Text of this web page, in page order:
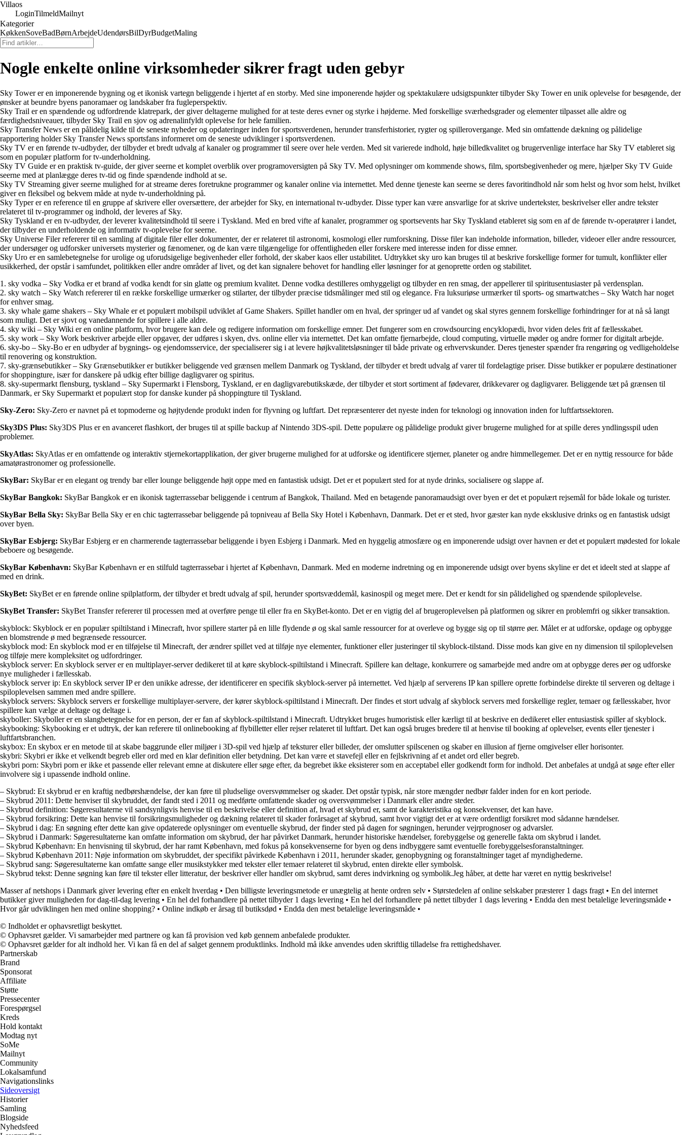
Villaos
LoginTilmeldMailnyt
Kategorier
KøkkenSoveBadBørnArbejdeUdendørsBilDyrBudgetMaling
Nogle enkelte online virksomheder sikrer fragt uden gebyr
Sky Tower er en imponerende bygning og et ikonisk vartegn beliggende i hjertet af en storby. Med sine imponerende højder og spektakulære udsigtspunkter tilbyder Sky Tower en unik oplevelse for besøgende, der
ønsker at beundre byens panoramaer og landskaber fra fugleperspektiv.
Sky Trail er en spændende og udfordrende klatrepark, der giver deltagerne mulighed for at teste deres evner og styrke i højderne. Med forskellige sværhedsgrader og elementer tilpasset alle aldre og
færdighedsniveauer, tilbyder Sky Trail en sjov og adrenalinfyldt oplevelse for hele familien.
Sky Transfer News er en pålidelig kilde til de seneste nyheder og opdateringer inden for sportsverdenen, herunder transferhistorier, rygter og spillerovergange. Med sin omfattende dækning og pålidelige
rapportering holder Sky Transfer News sportsfans informeret om de seneste udviklinger i sportsverdenen.
Sky TV er en førende tv-udbyder, der tilbyder et bredt udvalg af kanaler og programmer til seere over hele verden. Med sit varierede indhold, høje billedkvalitet og brugervenlige interface har Sky TV etableret sig
som en populær platform for tv-underholdning.
Sky TV Guide er en praktisk tv-guide, der giver seerne et komplet overblik over programoversigten på Sky TV. Med oplysninger om kommende shows, film, sportsbegivenheder og mere, hjælper Sky TV Guide
seerne med at planlægge deres tv-tid og finde spændende indhold at se.
Sky TV Streaming giver seerne mulighed for at streame deres foretrukne programmer og kanaler online via internettet. Med denne tjeneste kan seerne se deres favoritindhold når som helst og hvor som helst, hvilket
giver en fleksibel og bekvem måde at nyde tv-underholdning på.
Sky Typer er en reference til en gruppe af skrivere eller oversættere, der arbejder for Sky, en international tv-udbyder. Disse typer kan være ansvarlige for at skrive undertekster, beskrivelser eller andre tekster
relateret til tv-programmer og indhold, der leveres af Sky.
Sky Tyskland er en tv-udbyder, der leverer kvalitetsindhold til seere i Tyskland. Med en bred vifte af kanaler, programmer og sportsevents har Sky Tyskland etableret sig som en af de førende tv-operatører i landet,
der tilbyder en underholdende og informativ tv-oplevelse for seerne.
Sky Universe Filer refererer til en samling af digitale filer eller dokumenter, der er relateret til astronomi, kosmologi eller rumforskning. Disse filer kan indeholde information, billeder, videoer eller andre ressourcer,
der undersøger og udforsker universets mysterier og fænomener, og de kan være tilgængelige for offentligheden eller forskere med interesse inden for disse emner.
Sky Uro er en samlebetegnelse for urolige og uforudsigelige begivenheder eller forhold, der skaber kaos eller ustabilitet. Udtrykket sky uro kan bruges til at beskrive forskellige former for tumult, konflikter eller
usikkerhed, der opstår i samfundet, politikken eller andre områder af livet, og det kan signalere behovet for handling eller løsninger for at genoprette orden og stabilitet.
1. sky vodka – Sky Vodka er et brand af vodka kendt for sin glatte og premium kvalitet. Denne vodka destilleres omhyggeligt og tilbyder en ren smag, der appellerer til spiritusentusiaster på verdensplan.
2. sky watch – Sky Watch refererer til en række forskellige urmærker og stilarter, der tilbyder præcise tidsmålinger med stil og elegance. Fra luksuriøse urmærker til sports- og smartwatches – Sky Watch har noget
for enhver smag.
3. sky whale game shakers – Sky Whale er et populært mobilspil udviklet af Game Shakers. Spillet handler om en hval, der springer ud af vandet og skal styres gennem forskellige forhindringer for at nå så langt
som muligt. Det er sjovt og vanedannende for spillere i alle aldre.
4. sky wiki – Sky Wiki er en online platform, hvor brugere kan dele og redigere information om forskellige emner. Det fungerer som en crowdsourcing encyklopædi, hvor viden deles frit af fællesskabet.
5. sky work – Sky Work beskriver arbejde eller opgaver, der udføres i skyen, dvs. online eller via internettet. Det kan omfatte fjernarbejde, cloud computing, virtuelle møder og andre former for digitalt arbejde.
6. sky-bo – Sky-Bo er en udbyder af bygnings- og ejendomsservice, der specialiserer sig i at levere højkvalitetsløsninger til både private og erhvervskunder. Deres tjenester spænder fra rengøring og vedligeholdelse
til renovering og konstruktion.
7. sky-grænsebutikker – Sky Grænsebutikker er butikker beliggende ved grænsen mellem Danmark og Tyskland, der tilbyder et bredt udvalg af varer til fordelagtige priser. Disse butikker er populære destinationer
for shoppingture, især for danskere på udkig efter billige dagligvarer og spiritus.
8. sky-supermarkt flensburg, tyskland – Sky Supermarkt i Flensborg, Tyskland, er en dagligvarebutikskæde, der tilbyder et stort sortiment af fødevarer, drikkevarer og dagligvarer. Beliggende tæt på grænsen til
Danmark, er Sky Supermarkt et populært stop for danske kunder på shoppingture til Tyskland.
Sky-Zero: Sky-Zero er navnet på et topmoderne og højtydende produkt inden for flyvning og luftfart. Det repræsenterer det nyeste inden for teknologi og innovation inden for luftfartssektoren.
Sky3DS Plus: Sky3DS Plus er en avanceret flashkort, der bruges til at spille backup af Nintendo 3DS-spil. Dette populære og pålidelige produkt giver brugerne mulighed for at spille deres yndlingsspil uden
problemer.
SkyAtlas: SkyAtlas er en omfattende og interaktiv stjernekortapplikation, der giver brugerne mulighed for at udforske og identificere stjerner, planeter og andre himmellegemer. Det er en nyttig ressource for både
amatørastronomer og professionelle.
SkyBar: SkyBar er en elegant og trendy bar eller lounge beliggende højt oppe med en fantastisk udsigt. Det er et populært sted for at nyde drinks, socialisere og slappe af.
SkyBar Bangkok: SkyBar Bangkok er en ikonisk tagterrassebar beliggende i centrum af Bangkok, Thailand. Med en betagende panoramaudsigt over byen er det et populært rejsemål for både lokale og turister.
SkyBar Bella Sky: SkyBar Bella Sky er en chic tagterrassebar beliggende på topniveau af Bella Sky Hotel i København, Danmark. Det er et sted, hvor gæster kan nyde eksklusive drinks og en fantastisk udsigt
over byen.
SkyBar Esbjerg: SkyBar Esbjerg er en charmerende tagterrassebar beliggende i byen Esbjerg i Danmark. Med en hyggelig atmosfære og en imponerende udsigt over havnen er det et populært mødested for lokale
beboere og besøgende.
SkyBar København: SkyBar København er en stilfuld tagterrassebar i hjertet af København, Danmark. Med en moderne indretning og en imponerende udsigt over byens skyline er det et ideelt sted at slappe af
med en drink.
SkyBet: SkyBet er en førende online spilplatform, der tilbyder et bredt udvalg af spil, herunder sportsvæddemål, kasinospil og meget mere. Det er kendt for sin pålidelighed og spændende spiloplevelse.
SkyBet Transfer: SkyBet Transfer refererer til processen med at overføre penge til eller fra en SkyBet-konto. Det er en vigtig del af brugeroplevelsen på platformen og sikrer en problemfri og sikker transaktion.
skyblock: Skyblock er en populær spiltilstand i Minecraft, hvor spillere starter på en lille flydende ø og skal samle ressourcer for at overleve og bygge sig op til større øer. Målet er at udforske, opdage og opbygge
en blomstrende ø med begrænsede ressourcer.
skyblock mod: En skyblock mod er en tilføjelse til Minecraft, der ændrer spillet ved at tilføje nye elementer, funktioner eller justeringer til skyblock-tilstand. Disse mods kan give en ny dimension til spiloplevelsen
og tilføje mere kompleksitet og udfordringer.
skyblock server: En skyblock server er en multiplayer-server dedikeret til at køre skyblock-spiltilstand i Minecraft. Spillere kan deltage, konkurrere og samarbejde med andre om at opbygge deres øer og udforske
nye muligheder i fællesskab.
skyblock server ip: En skyblock server IP er den unikke adresse, der identificerer en specifik skyblock-server på internettet. Ved hjælp af serverens IP kan spillere oprette forbindelse direkte til serveren og deltage i
spiloplevelsen sammen med andre spillere.
skyblock servers: Skyblock servers er forskellige multiplayer-servere, der kører skyblock-spiltilstand i Minecraft. Der findes et stort udvalg af skyblock servers med forskellige regler, temaer og fællesskaber, hvor
spillere kan vælge at deltage og deltage i.
skyboller: Skyboller er en slangbetegnelse for en person, der er fan af skyblock-spiltilstand i Minecraft. Udtrykket bruges humoristisk eller kærligt til at beskrive en dedikeret eller entusiastisk spiller af skyblock.
skybooking: Skybooking er et udtryk, der kan referere til onlinebooking af flybilletter eller rejser relateret til luftfart. Det kan også bruges bredere til at henvise til booking af oplevelser, events eller tjenester i
luftfartsbranchen.
skybox: En skybox er en metode til at skabe baggrunde eller miljøer i 3D-spil ved hjælp af teksturer eller billeder, der omslutter spilscenen og skaber en illusion af fjerne omgivelser eller horisonter.
skybri: Skybri er ikke et velkendt begreb eller ord med en klar definition eller betydning. Det kan være et stavefejl eller en fejlskrivning af et andet ord eller begreb.
skybri porn: Skybri porn er ikke et passende eller relevant emne at diskutere eller søge efter, da begrebet ikke eksisterer som en acceptabel eller godkendt form for indhold. Det anbefales at undgå at søge efter eller
involvere sig i upassende indhold online.
– Skybrud: Et skybrud er en kraftig nedbørshændelse, der kan føre til pludselige oversvømmelser og skader. Det opstår typisk, når store mængder nedbør falder inden for en kort periode.
– Skybrud 2011: Dette henviser til skybruddet, der fandt sted i 2011 og medførte omfattende skader og oversvømmelser i Danmark eller andre steder.
– Skybrud definition: Søgeresultaterne vil sandsynligvis henvise til en beskrivelse eller definition af, hvad et skybrud er, samt de karakteristika og konsekvenser, det kan have.
– Skybrud forsikring: Dette kan henvise til forsikringsmuligheder og dækning relateret til skader forårsaget af skybrud, samt hvor vigtigt det er at være ordentligt forsikret mod sådanne hændelser.
– Skybrud i dag: En søgning efter dette kan give opdaterede oplysninger om eventuelle skybrud, der finder sted på dagen for søgningen, herunder vejrprognoser og advarsler.
– Skybrud i Danmark: Søgeresultaterne kan omfatte information om skybrud, der har påvirket Danmark, herunder historiske hændelser, forebyggelse og generelle fakta om skybrud i landet.
– Skybrud København: En henvisning til skybrud, der har ramt København, med fokus på konsekvenserne for byen og dens indbyggere samt eventuelle forebyggelsesforanstaltninger.
– Skybrud København 2011: Nøje information om skybruddet, der specifikt påvirkede København i 2011, herunder skader, genopbygning og foranstaltninger taget af myndighederne.
– Skybrud sang: Søgeresultaterne kan omfatte sange eller musikstykker med tekster eller temaer relateret til skybrud, enten direkte eller symbolsk.
– Skybrud tekst: Denne søgning kan føre til tekster eller litteratur, der beskriver eller handler om skybrud, samt deres indvirkning og symbolik.Jeg håber, at dette har været en nyttig beskrivelse!
Masser af netshops i Danmark giver levering efter en enkelt hverdag • Den billigste leveringsmetode er unægtelig at hente ordren selv • Størstedelen af online selskaber præsterer 1 dags fragt • En del internet
butikker giver muligheden for dag-til-dag levering • En hel del forhandlere på nettet tilbyder 1 dags levering • En hel del forhandlere på nettet tilbyder 1 dags levering • Endda den mest betalelige leveringsmåde •
Hvor går udviklingen hen med online shopping? • Online indkøb er årsag til butiksdød • Endda den mest betalelige leveringsmåde •
© Indholdet er ophavsretligt beskyttet.
© Ophavsret gælder. Vi samarbejder med partnere og kan få provision ved køb gennem anbefalede produkter.
© Ophavsret gælder for alt indhold her. Vi kan få en del af salget gennem produktlinks. Indhold må ikke anvendes uden skriftlig tilladelse fra rettighedshaver.
Partnerskab
Brand
Sponsorat
Affiliate
Støtte
Pressecenter
Forespørgsel
Kreds
Hold kontakt
Modtag nyt
SoMe
Mailnyt
Community
Lokalsamfund
Navigationslinks
Sideoversigt
Historier
Samling
Blogside
Nyhedsfeed